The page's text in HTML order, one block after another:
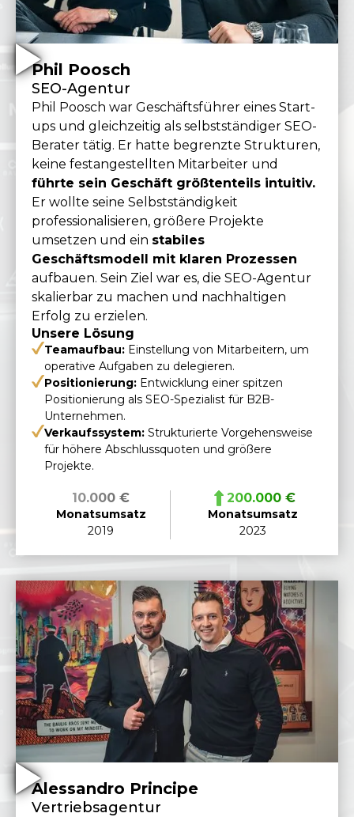
Phil Poosch
SEO-Agentur
Phil Poosch war Geschäftsführer eines Start-
ups und gleichzeitig als selbstständiger SEO-
Berater tätig. Er hatte begrenzte Strukturen,
keine festangestellten Mitarbeiter und
führte sein Geschäft größtenteils intuitiv.
Er wollte seine Selbstständigkeit
professionalisieren, größere Projekte
umsetzen und ein stabiles
Geschäftsmodell mit klaren Prozessen
aufbauen. Sein Ziel war es, die SEO-Agentur
skalierbar zu machen und nachhaltigen
Erfolg zu erzielen.
Unsere Lösung
Teamaufbau: Einstellung von Mitarbeitern, um
operative Aufgaben zu delegieren.
Positionierung: Entwicklung einer spitzen
Positionierung als SEO-Spezialist für B2B-
Unternehmen.
Verkaufssystem: Strukturierte Vorgehensweise
für höhere Abschlussquoten und größere
Projekte.
10.000 €
Monatsumsatz
2019
200.000 €
Monatsumsatz
2023
Alessandro Principe
Vertriebsagentur